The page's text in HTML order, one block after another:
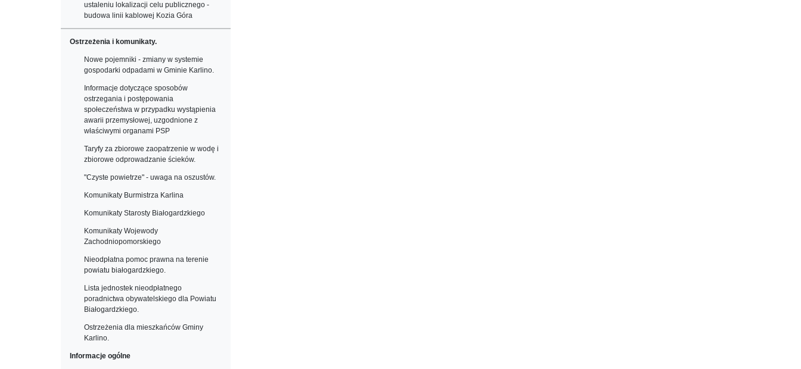
ustaleniu lokalizacji celu publicznego -
budowa linii kablowej Kozia Góra
Ostrzeżenia i komunikaty.
Nowe pojemniki - zmiany w systemie
gospodarki odpadami w Gminie Karlino.
Informacje dotyczące sposobów
ostrzegania i postępowania
społeczeństwa w przypadku wystąpienia
awarii przemysłowej, uzgodnione z
właściwymi organami PSP
Taryfy za zbiorowe zaopatrzenie w wodę i
zbiorowe odprowadzanie ścieków.
"Czyste powietrze" - uwaga na oszustów.
Komunikaty Burmistrza Karlina
Komunikaty Starosty Białogardzkiego
Komunikaty Wojewody
Zachodniopomorskiego
Nieodpłatna pomoc prawna na terenie
powiatu białogardzkiego.
Lista jednostek nieodpłatnego
poradnictwa obywatelskiego dla Powiatu
Białogardzkiego.
Ostrzeżenia dla mieszkańców Gminy
Karlino.
Informacje ogólne